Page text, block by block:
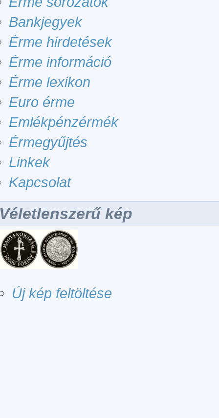
Bankjegyek
Érme hirdetések
Érme információ
Érme lexikon
Euro érme
Emlékpénzérmék
Érmegyűjtés
Linkek
Kapcsolat
kép
Új kép feltöltése